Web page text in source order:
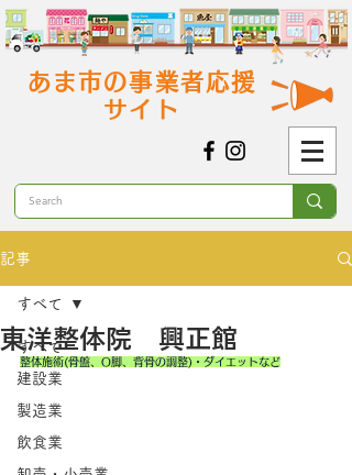
あま市の事業者応援
サイト
記事
すべて
建設業
製造業
飲食業
すべて
東洋整体院 興正館
整体施術(骨盤、O脚、背骨の調整)・ダイエットなど